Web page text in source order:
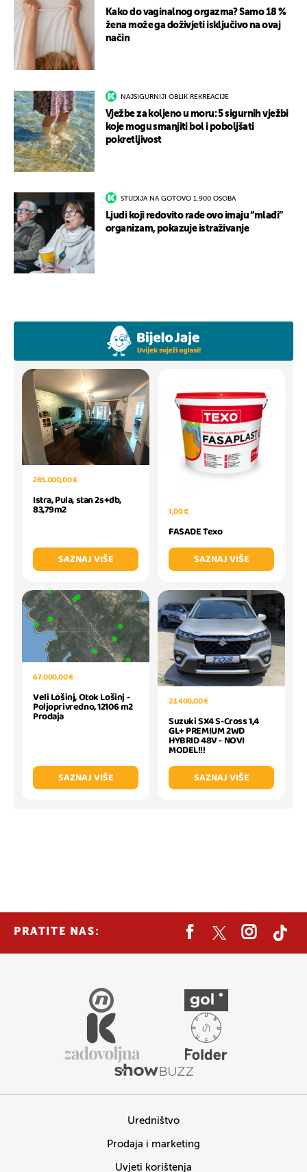
Kako do vaginalnog orgazma? Samo 18 %
žena može ga doživjeti isključivo na ovaj
način
NAJSIGURNIJI OBLIK REKREACIJE
Vježbe za koljeno u moru: 5 sigurnih vježbi
koje mogu smanjiti bol i poboljšati
pokretljivost
STUDIJA NA GOTOVO 1.900 OSOBA
Ljudi koji redovito rade ovo imaju “mlađi”
organizam, pokazuje istraživanje
285.000,00 €
Istra, Pula, stan 2s+db,
83,79m2
SAZNAJ VIŠE
1,00 €
FASADE Texo
SAZNAJ VIŠE
67.000,00 €
Veli Lošinj, Otok Lošinj -
Poljoprivredno, 12106 m2
Prodaja
SAZNAJ VIŠE
23.400,00 €
Suzuki SX4 S-Cross 1,4
GL+ PREMIUM 2WD
HYBRID 48V - NOVI
MODEL!!!
SAZNAJ VIŠE
PRATITE NAS:
Uredništvo
Prodaja i marketing
Uvjeti korištenja